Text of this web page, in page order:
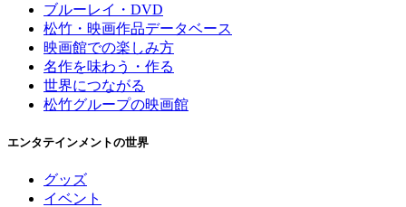
ブルーレイ・DVD
松竹・映画作品データベース
映画館での楽しみ方
名作を味わう・作る
世界につながる
松竹グループの映画館
エンタテインメントの世界
グッズ
イベント